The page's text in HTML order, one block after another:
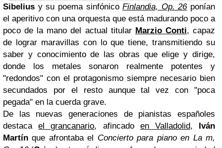
Sibelius y su poema sinfónicoFinlandia, Op. 26ponían
el aperitivo con una orquesta que está madurando poco a
poco de la mano del actual titular Marzio Conti, capaz
de lograr maravillas con lo que tiene, transmitiendo su
saber y conocimiento de las obras que elige y dirige,
donde los metales sonaron realmente potentes y
"redondos" con el protagonismo siempre necesario bien
secundados por el resto aunque tal vez con "poca
pegada" en la cuerda grave.
De las nuevas generaciones de pianistas españoles
destacael grancanario, afincado en Valladolid, Iván
Martín que afrontaba el Concierto para piano en La m,